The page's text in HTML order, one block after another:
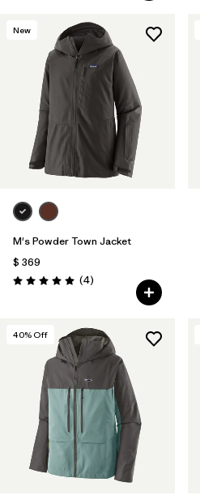
New
M's Powder Town Jacket
$ 369
Valoración: 5.0 / 5
(4Comentarios
)
40% Off